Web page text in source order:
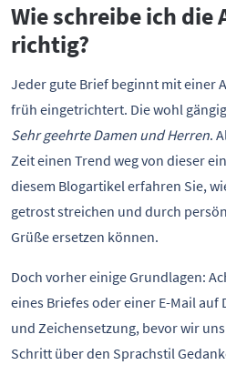
Wie schreibe ich die
richtig?
Jeder gute Brief beginnt mit einer
früh eingetrichtert. Die wohl
Sehr geehrte Damen und Herren.
Zeit einen Trend weg von dieser
diesem Blogartikel erfahren Sie,
getrost streichen und durch
Grüße ersetzen können.
Doch vorher einige Grundlagen:
eines Briefes oder einer E-Mail
und Zeichensetzung, bevor wir
Schritt über den Sprachstil